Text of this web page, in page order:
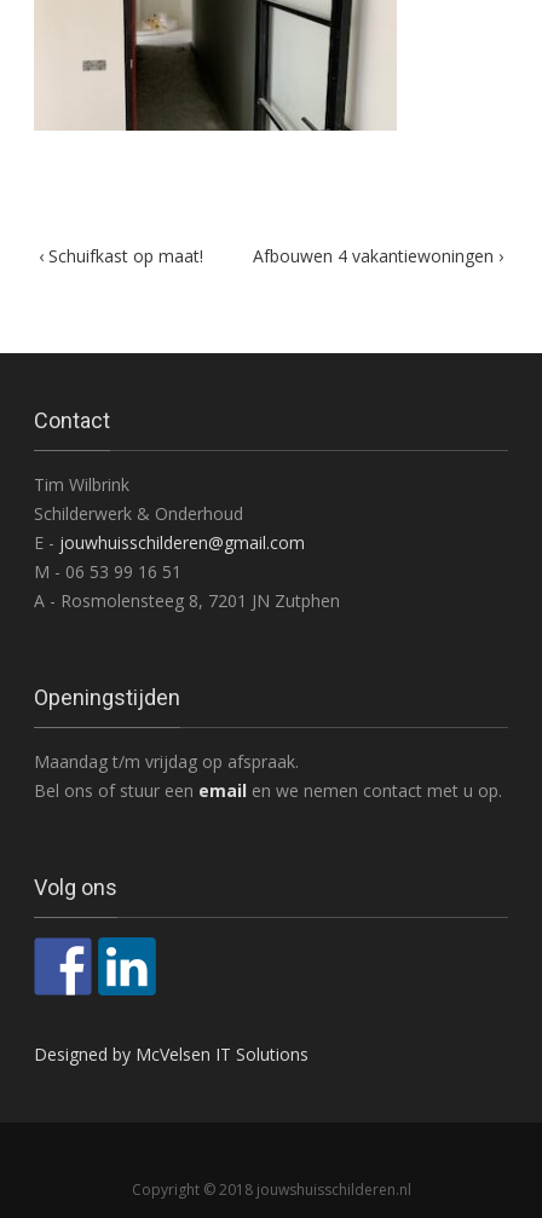
Post
‹ Schuifkast op maat! Afbouwen 4 vakantiewoningen ›
Contact
Tim Wilbrink
Schilderwerk & Onderhoud
E - jouwhuisschilderen@gmail.com
M - 06 53 99 16 51
A - Rosmolensteeg 8, 7201 JN Zutphen
Openingstijden
Maandag t/m vrijdag op afspraak.
Bel ons of stuur een email en we nemen contact met u op.
Volg ons
Designed by McVelsen IT Solutions
Copyright © 2018 jouwshuisschilderen.nl